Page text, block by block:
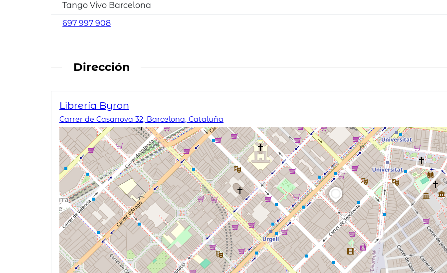
Tango Vivo Barcelona
697 997 908
Dirección
Librería Byron
Carrer de Casanova 32, Barcelona, Cataluña